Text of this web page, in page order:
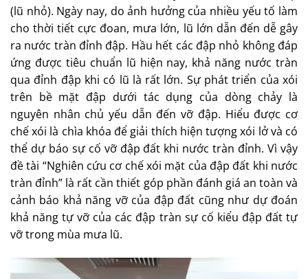
(lũ nhỏ). Ngày nay, do ảnh hưởng của nhiều yếu tố làm
cho thời tiết cực đoan, mưa lớn, lũ lớn dẫn đến dễ gây
ra nước tràn đỉnh đập. Hầu hết các đập nhỏ không đáp
ứng được tiêu chuẩn lũ hiện nay, khả năng nước tràn
qua đỉnh đập khi có lũ là rất lớn. Sự phát triển của xói
trên bề mặt đập dưới tác dụng của dòng chảy là
nguyên nhân chủ yếu dẫn đến vỡ đập. Hiểu được cơ
chế xói là chìa khóa để giải thích hiện tượng xói lở và có
thể dự báo sự cố vỡ đập đất khi nước tràn đỉnh. Vì vậy
đề tài “Nghiên cứu cơ chế xói mặt của đập đất khi nước
tràn đỉnh” là rất cần thiết góp phần đánh giá an toàn và
cảnh báo khả năng vỡ của đập đất cũng như dự đoán
khả năng tự vỡ của các đập tràn sự cố kiểu đập đất tự
vỡ trong mùa mưa lũ.